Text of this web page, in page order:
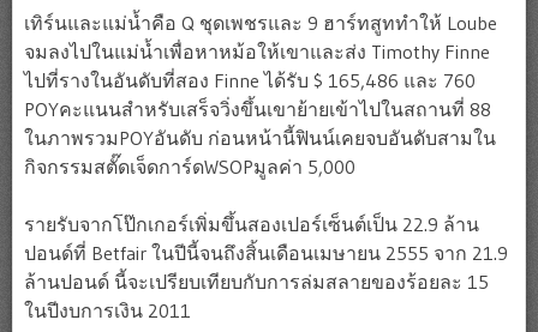
เทิร์นและแม่น้ำคือ Q ชุดเพชรและ 9 ฮาร์ทสูททำให้ Loube
จมลงไปในแม่น้ำเพื่อหาหม้อให้เขาและส่ง Timothy Finne
ไปที่รางในอันดับที่สอง Finne ได้รับ $ 165,486 และ 760
POYคะแนนสำหรับเสร็จวิ่งขึ้นเขาย้ายเข้าไปในสถานที่ 88
ในภาพรวมPOYอันดับ ก่อนหน้านี้ฟินน์เคยจบอันดับสามใน
กิจกรรมสตั๊ดเจ็ดการ์ดWSOPมูลค่า 5,000
รายรับจากโป๊กเกอร์เพิ่มขึ้นสองเปอร์เซ็นต์เป็น 22.9 ล้าน
ปอนด์ที่ Betfair ในปีนี้จนถึงสิ้นเดือนเมษายน 2555 จาก 21.9
ล้านปอนด์ นี้จะเปรียบเทียบกับการล่มสลายของร้อยละ 15
ในปีงบการเงิน 2011